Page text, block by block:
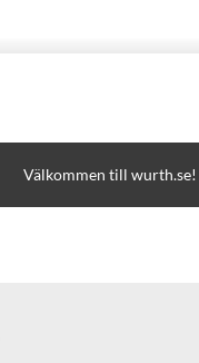
Välkommen till wurth.se!